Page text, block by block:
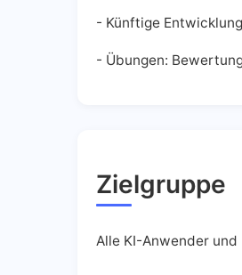
- Künftige
- Übungen:
Zielgruppe
Alle KI-Anwender